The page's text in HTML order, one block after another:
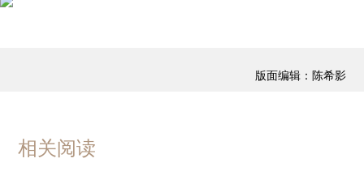
版面编辑：陈希影
相关阅读